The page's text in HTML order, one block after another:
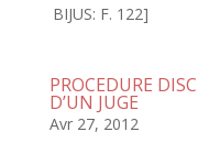
BIJUS: F. 122]
PROCEDURE
D’UN JUGE
Avr 27, 2012